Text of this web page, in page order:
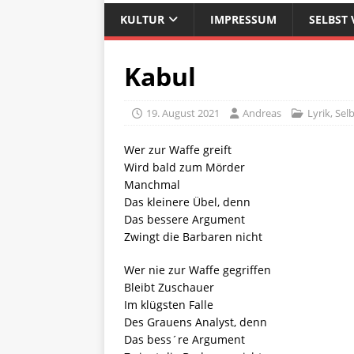
KULTUR IMPRESSUM SELBST
Kabul
19. August 2021 Andreas Lyrik,
Wer zur Waffe greift
Wird bald zum Mörder
Manchmal
Das kleinere Übel, denn
Das bessere Argument
Zwingt die Barbaren nicht
Wer nie zur Waffe gegriffen
Bleibt Zuschauer
Im klügsten Falle
Des Grauens Analyst, denn
Das bess´re Argument